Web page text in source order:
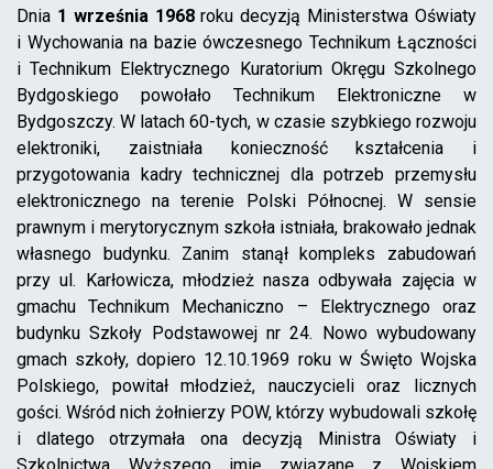
Dnia 1 września 1968roku decyzją Ministerstwa Oświaty
i Wychowania na bazie ówczesnego Technikum Łączności
i Technikum Elektrycznego Kuratorium Okręgu Szkolnego
Bydgoskiego powołało Technikum Elektroniczne w
Bydgoszczy. W latach 60-tych, w czasie szybkiego rozwoju
elektroniki, zaistniała konieczność kształcenia i
przygotowania kadry technicznej dla potrzeb przemysłu
elektronicznego na terenie Polski Północnej. W sensie
prawnym i merytorycznym szkoła istniała, brakowało jednak
własnego budynku. Zanim stanął kompleks zabudowań
przy ul. Karłowicza, młodzież nasza odbywała zajęcia w
gmachu Technikum Mechaniczno – Elektrycznego oraz
budynku Szkoły Podstawowej nr 24. Nowo wybudowany
gmach szkoły, dopiero 12.10.1969 roku w Święto Wojska
Polskiego, powitał młodzież, nauczycieli oraz licznych
gości. Wśród nich żołnierzy POW, którzy wybudowali szkołę
i dlatego otrzymała ona decyzją Ministra Oświaty i